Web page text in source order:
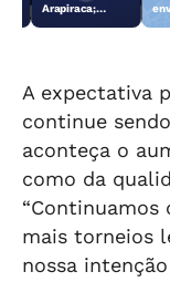
Arapiraca;
A expectativa
continue
aconteça o
como da
“Continuamos
mais torneios
nossa